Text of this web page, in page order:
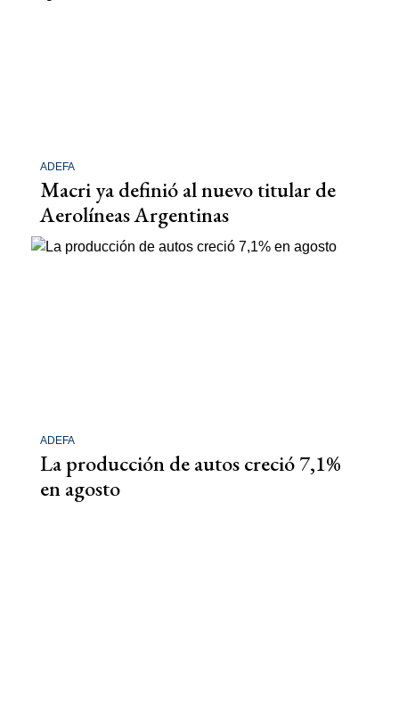
ADEFA
Macri ya definió al nuevo titular de
Aerolíneas Argentinas
ADEFA
La producción de autos creció 7,1%
en agosto